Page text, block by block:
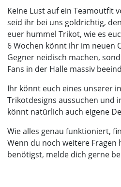
Keine Lust auf ein Teamoutfit
seid ihr bei uns goldrichtig,
euer hummel Trikot, wie es
6 Wochen könnt ihr im neuen
Gegner neidisch machen,
Fans in der Halle massiv
Ihr könnt euch eines unserer
Trikotdesigns aussuchen und
könnt natürlich auch eigene
Wie alles genau funktioniert,
Wenn du noch weitere Fragen
benötigst, melde dich gerne